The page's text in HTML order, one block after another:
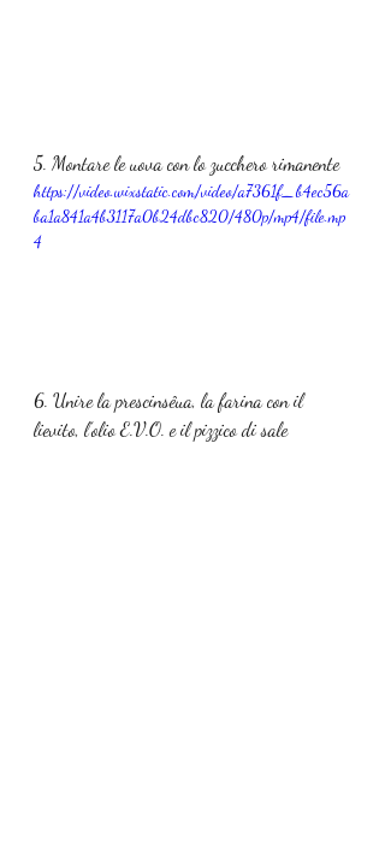
5. Montare le uova con lo zucchero rimanente
https://video.wixstatic.com/video/a7361f_b4ec56a
ba1a841a4b3117a0b24dbc820/480p/mp4/file.mp
4
6. Unire la prescinsêua, la farina con il
lievito, l’olio E.V.O. e il pizzico di sale